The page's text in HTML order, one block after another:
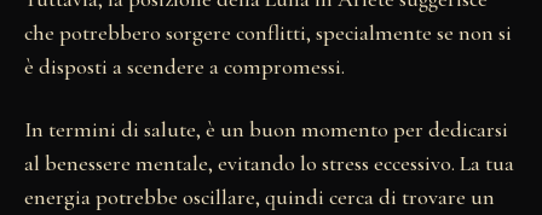
che potrebbero sorgere conflitti, specialmente se non si
è disposti a scendere a compromessi.
In termini di salute, è un buon momento per dedicarsi
al benessere mentale, evitando lo stress eccessivo. La tua
energia potrebbe oscillare, quindi cerca di trovare un